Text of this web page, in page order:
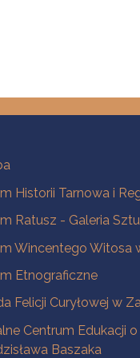
Historii Tarnowa i
Ratusz - Galeria
Wincentego Witosa
Etnograficzne
Felicji Curyłowej w
Centrum Edukacji
Baszaka